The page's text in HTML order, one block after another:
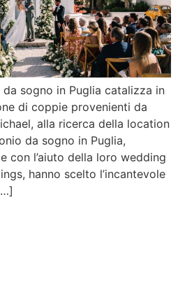
sogno in Puglia catalizza in
di coppie provenienti da
alla ricerca della location
da sogno in Puglia,
con l’aiuto della loro wedding
hanno scelto l’incantevole